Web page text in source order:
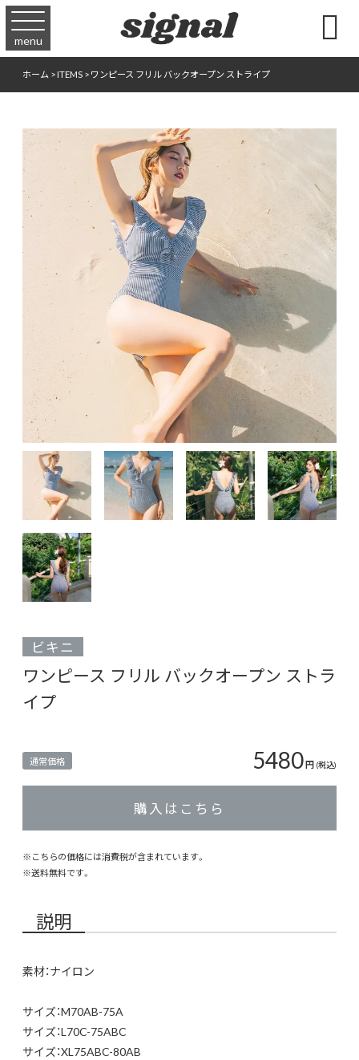
menu 
ホーム>ITEMS>ワンピース フリル バックオープン ストライプ
ビキニ
ワンピース フリル バックオープン ストラ
イプ
通常価格 5480円 (税込)
購入はこちら
※こちらの価格には消費税が含まれています。
※送料無料です。
説明
素材：ナイロン
サイズ：M70AB-75A
サイズ：L70C-75ABC
サイズ：XL75ABC-80AB